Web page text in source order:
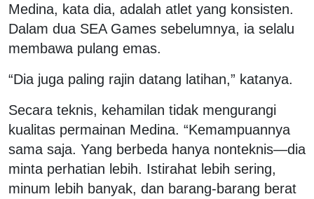
Medina, kata dia, adalah atlet yang konsisten.
Dalam dua SEA Games sebelumnya, ia selalu
membawa pulang emas.
“Dia juga paling rajin datang latihan,” katanya.
Secara teknis, kehamilan tidak mengurangi
kualitas permainan Medina. “Kemampuannya
sama saja. Yang berbeda hanya nonteknis—dia
minta perhatian lebih. Istirahat lebih sering,
minum lebih banyak, dan barang-barang berat